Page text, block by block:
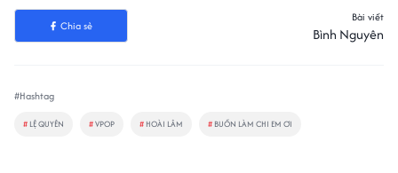
Chia sẻ
Bài viết
Bình Nguyên
#Hashtag
# LỆ QUYÊN #VPOP # HOÀI LÂM # BUỒN LÀM CHI EM ƠI